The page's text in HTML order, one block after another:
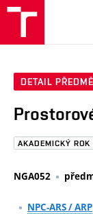
Brno
DETAIL
AKADEMICKÝ
NGA052
NPC-ARS / ARP